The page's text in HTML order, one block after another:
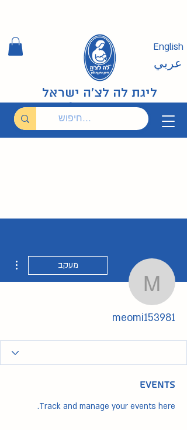
ליגת לה לצ'ה ישראל
English
عربي
meomi153981
מעקב
meomi153981
Events
Track and manage your events here.